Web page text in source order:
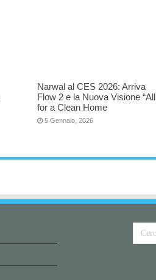
Narwal al CES 2026: Arriva
Flow 2 e la Nuova Visione “All
for a Clean Home
5 Gennaio, 2026